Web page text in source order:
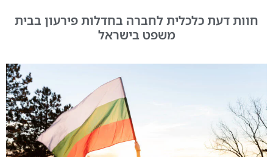
חוות דעת כלכלית לחברה בחדלות פירעון בבית
משפט בישראל